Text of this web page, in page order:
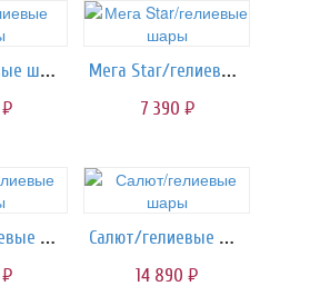
Трио/гелиевые шары
руб.
Мега Star/гелиевые шары
7 390 руб.
Днюха/гелиевые шары
руб.
Салют/гелиевые шары
14 890 руб.